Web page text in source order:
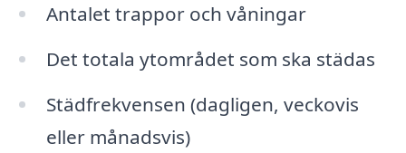
Antalet trappor och våningar
Det totala ytområdet som ska städas
Städfrekvensen (dagligen, veckovis
eller månadsvis)